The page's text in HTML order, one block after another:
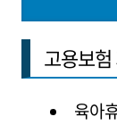
고용보
육아